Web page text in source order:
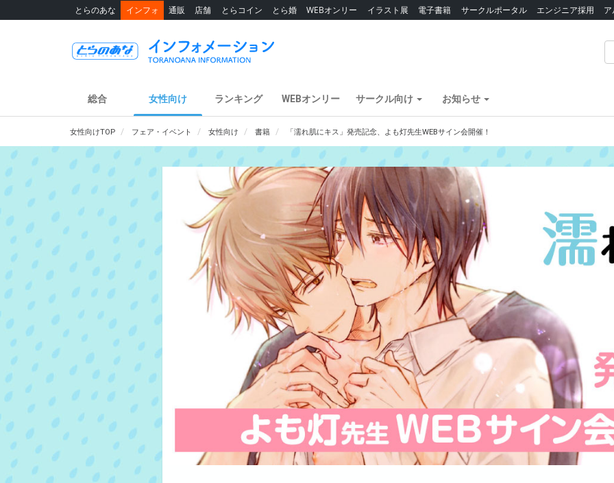
とらのあな インフォ 通販 店舗 とらコイン とら婚 WEBオンリー イラスト展 電子書籍 サークルポータル エンジニア採用
総合 女性向け ランキング WEBオンリー サークル向け お知らせ
女性向けTOP フェア・イベント 女性向け 書籍 「濡れ肌にキス」発売記念、よも灯先生WEBサイン会開催！